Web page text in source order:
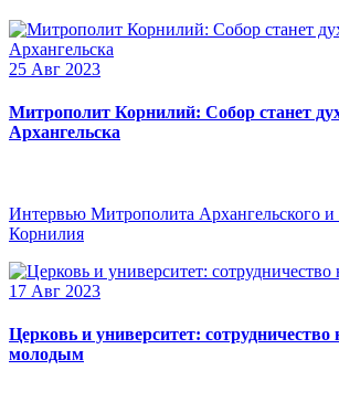
25 Авг 2023
Митрополит Корнилий: Собор станет
Архангельска
Интервью Митрополита Архангельского и
Корнилия
17 Авг 2023
Церковь и университет: сотрудничество
молодым